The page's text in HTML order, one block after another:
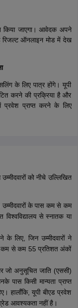
किया जाएगा। आवेदक अपने
ऑनलाइन मोड में देख
के लिए पात्र होंगे। यूपी
करने की प्रक्रिया है और
प्रवेश प्राप्त करने के लिए
को नीचे उल्लिखित
उम्मीदवारों के पास कम से कम
से स्नातक या
के लिए, जिन उम्मीदवारों ने
कम से कम 55 प्रतिशत अंकों
जो अनुसूचित जाति (एससी)
किसी मान्यता प्राप्त
हालाँकि, यूपी बीएड प्रवेश
आवश्यकता नहीं है।